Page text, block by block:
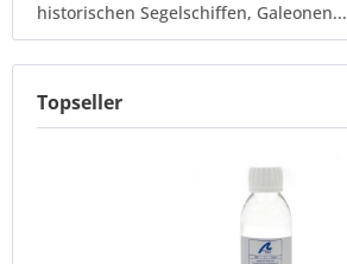
historischen Segelschiffen, Galeonen...
Topseller